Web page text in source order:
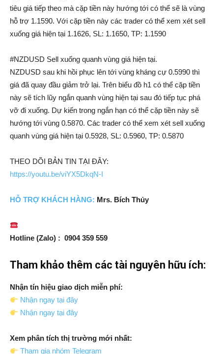
tiêu giá tiếp theo mà cặp tiền này hướng tới có thể sẽ là vùng
hỗ trợ 1.1590. Với cặp tiền này các trader có thể xem xét sell
xuống giá hiện tại 1.1626, SL: 1.1650, TP: 1.1590
#NZDUSD Sell xuống quanh vùng giá hiện tại.
NZDUSD sau khi hồi phục lên tới vùng kháng cự 0.5990 thì
giá đã quay đầu giảm trở lại. Trên biểu đồ h1 có thể cặp tiền
này sẽ tích lũy ngắn quanh vùng hiện tại sau đó tiếp tục phá
vỡ đi xuống. Dự kiến trong ngắn hạn có thể cặp tiền này sẽ
hướng tới vùng 0.5870. Các trader có thể xem xét sell xuống
quanh vùng giá hiện tại 0.5928, SL: 0.5960, TP: 0.5870
THEO DÕI BẢN TIN TẠI ĐÂY:
https://youtu.be/viYX5DkqN-I
HỖ TRỢ KHÁCH HÀNG: Mrs. Bích Thủy
Hotline (Zalo) : 0904 359 559
Tham khảo thêm các tài nguyên hữu ích:
Nhận tín hiệu giao dịch miễn phí:
Nhận ngay tại đây
Nhận ngay tại đây
Xem phân tích thị trường mới nhất:
Tham gia nhóm Telegram